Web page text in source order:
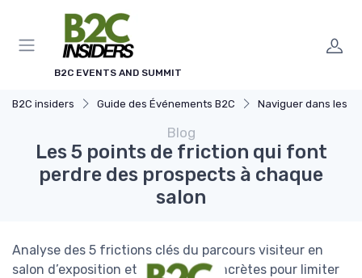
B2C EVENTS AND SUMMIT
B2C insiders Guide des Événements B2C Naviguer dans les Grands
Blog
Les 5 points de friction qui font
perdre des prospects à chaque
salon
Analyse des 5 frictions clés du parcours visiteur en
salon d’exposition et méthodes concrètes pour limiter
Panneau de gestion des cookies